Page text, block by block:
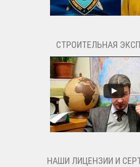
СТРОИТЕЛЬНАЯ
НАШИ ЛИЦЕНЗИИ И